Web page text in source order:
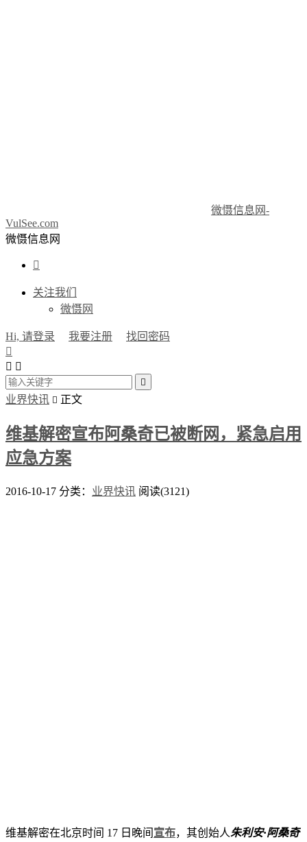
微慑信息网-
VulSee.com
微慑信息网

关注我们
微慑网
Hi, 请登录 我要注册
找回密码

 

业界快讯  正文
维基解密宣布阿桑奇已被断网，紧急启用
应急方案
2016-10-17 分类： 业界快讯 阅读(3121)
维基解密在北京时间 17 日晚间 宣布，其创始人朱利安·阿桑奇